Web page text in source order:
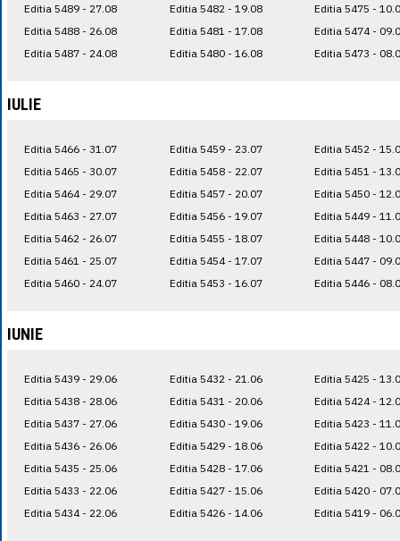
Editia 5489 - 27.08
Editia 5488 - 26.08
Editia 5487 - 24.08
Editia 5482 - 19.08
Editia 5481 - 17.08
Editia 5480 - 16.08
Editia 5475 -
Editia 5474 -
Editia 5473 -
IULIE
Editia 5466 - 31.07
Editia 5465 - 30.07
Editia 5464 - 29.07
Editia 5463 - 27.07
Editia 5462 - 26.07
Editia 5461 - 25.07
Editia 5460 - 24.07
Editia 5459 - 23.07
Editia 5458 - 22.07
Editia 5457 - 20.07
Editia 5456 - 19.07
Editia 5455 - 18.07
Editia 5454 - 17.07
Editia 5453 - 16.07
Editia 5452 -
Editia 5451 -
Editia 5450 -
Editia 5449 -
Editia 5448 -
Editia 5447 -
Editia 5446 -
IUNIE
Editia 5439 - 29.06
Editia 5438 - 28.06
Editia 5437 - 27.06
Editia 5436 - 26.06
Editia 5435 - 25.06
Editia 5433 - 22.06
Editia 5434 - 22.06
Editia 5432 - 21.06
Editia 5431 - 20.06
Editia 5430 - 19.06
Editia 5429 - 18.06
Editia 5428 - 17.06
Editia 5427 - 15.06
Editia 5426 - 14.06
Editia 5425 -
Editia 5424 -
Editia 5423 -
Editia 5422 -
Editia 5421 -
Editia 5420 -
Editia 5419 -